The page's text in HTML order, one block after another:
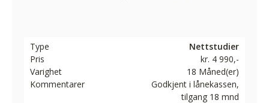
Type
Nettstudier
Pris
kr. 4 990,-
Varighet
18 Måned(er)
Kommentarer
Godkjent i lånekassen,
tilgang 18 mnd